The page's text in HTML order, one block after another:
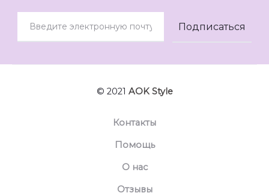
© 2021 AOK Style
Контакты
Помощь
О нас
Отзывы